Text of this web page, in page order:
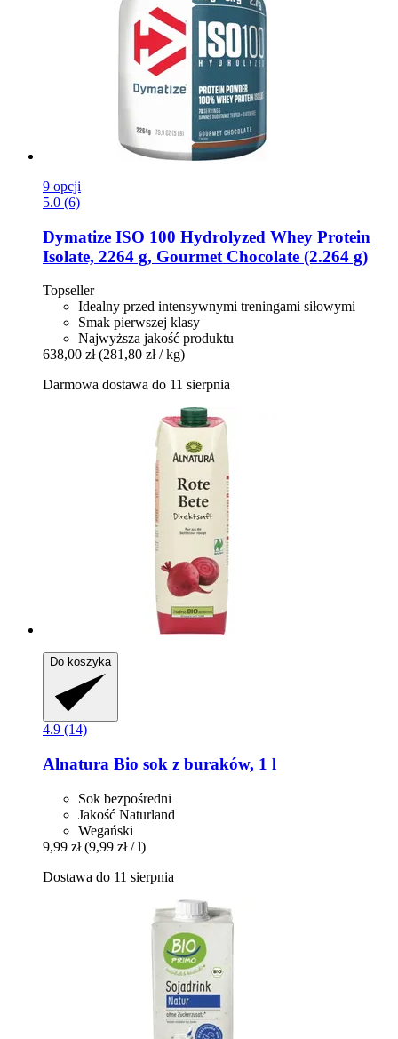
9 opcji
5.0 (6)
Dymatize ISO 100 Hydrolyzed Whey Protein
Isolate, 2264 g, Gourmet Chocolate (2.264 g)
Topseller
Idealny przed intensywnymi treningami siłowymi
Smak pierwszej klasy
Najwyższa jakość produktu
638,00 zł (281,80 zł / kg)
Darmowa dostawa do 11 sierpnia
Do koszyka
4.9 (14)
Alnatura Bio sok z buraków, 1 l
Sok bezpośredni
Jakość Naturland
Wegański
9,99 zł (9,99 zł / l)
Dostawa do 11 sierpnia